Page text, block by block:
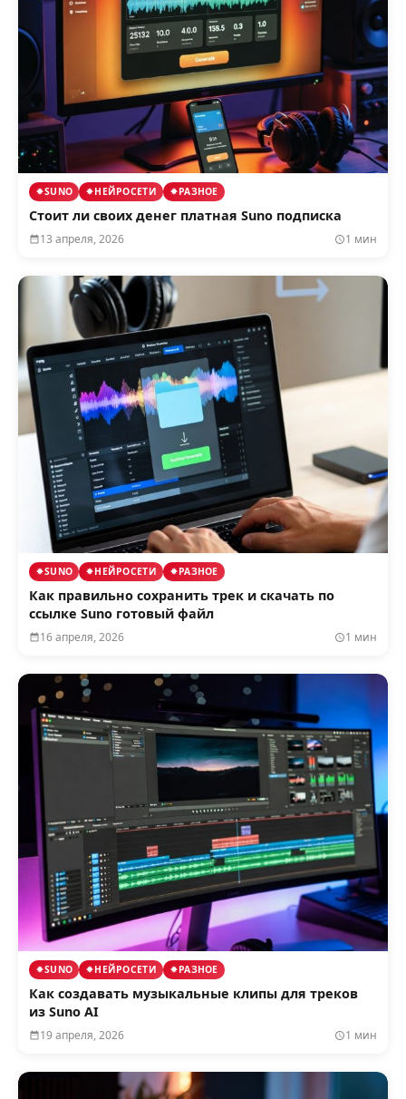
SUNO НЕЙРОСЕТИ РАЗНОЕ
Стоит ли своих денег платная Suno подписка
13 апреля, 2026 1 мин
SUNO НЕЙРОСЕТИ РАЗНОЕ
Как правильно сохранить трек и скачать по
ссылке Suno готовый файл
16 апреля, 2026 1 мин
SUNO НЕЙРОСЕТИ РАЗНОЕ
Как создавать музыкальные клипы для треков
из Suno AI
19 апреля, 2026 1 мин